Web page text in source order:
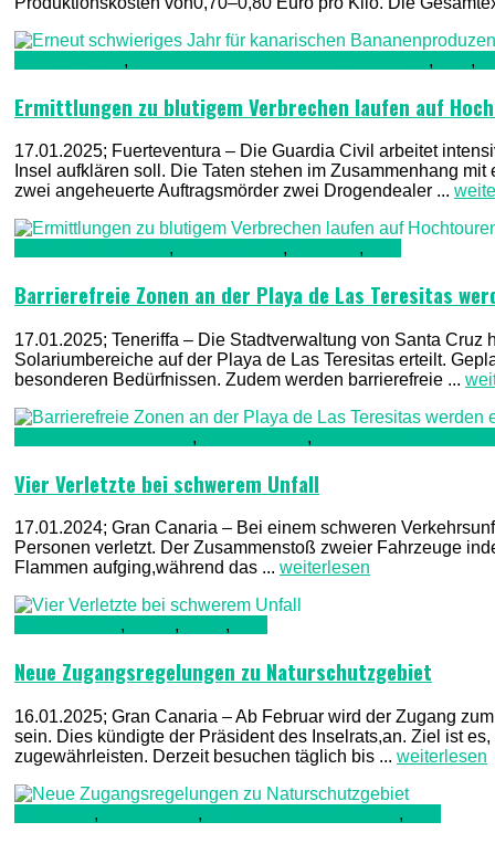
, , ,
Ermittlungen zu blutigem Verbrechen laufen auf
17.01.2025; Fuerteventura – Die Guardia Civil arbeitet
Insel aufklären soll. Die Taten stehen im Zusammenhang
zwei angeheuerte Auftragsmörder zwei Drogendealer ...
, , ,
Barrierefreie Zonen an der Playa de Las Teresitas
17.01.2025; Teneriffa – Die Stadtverwaltung von Santa
Solariumbereiche auf der Playa de Las Teresitas erteilt.
besonderen Bedürfnissen. Zudem werden barrierefreie ...
, ,
Vier Verletzte bei schwerem Unfall
17.01.2024; Gran Canaria – Bei einem schweren
Personen verletzt. Der Zusammenstoß zweier Fahrzeuge
Flammen aufging,während das ... weiterlesen
, , ,
Neue Zugangsregelungen zu Naturschutzgebiet
16.01.2025; Gran Canaria – Ab Februar wird der Zugang
sein. Dies kündigte der Präsident des Inselrats,an. Ziel ist
zugewährleisten. Derzeit besuchen täglich bis ... weiterlesen
, , ,